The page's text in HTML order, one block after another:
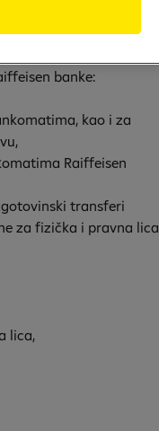
sistema
banke:
kao i za
Raiffeisen
transferi
za fizička i pravna lica
lica,